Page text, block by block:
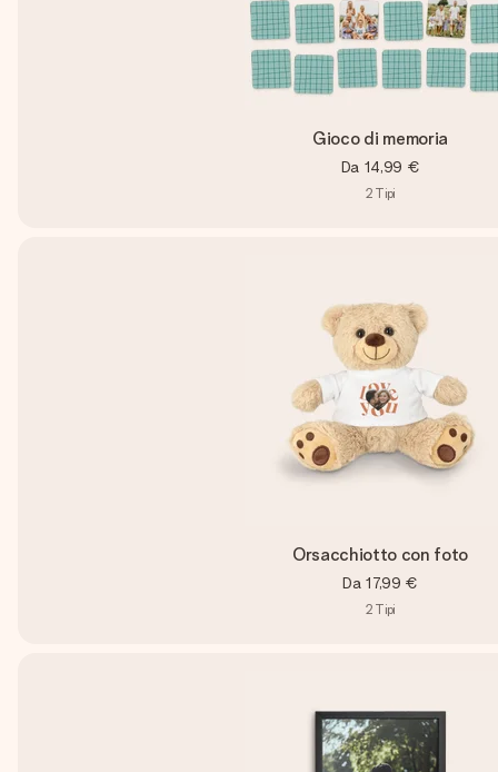
Gioco di memoria
Da 14,99 €
2 Tipi
Orsacchiotto con foto
Da 17,99 €
2 Tipi